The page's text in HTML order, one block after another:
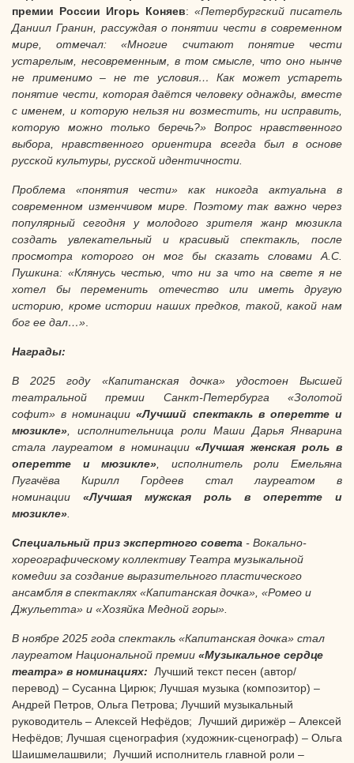
премии России Игорь Коняев: «Петербургский писатель
Даниил Гранин, рассуждая о понятии чести в современном
мире, отмечал: «Многие считают понятие чести
устарелым, несовременным, в том смысле, что оно нынче
не применимо – не те условия… Как может устареть
понятие чести, которая даётся человеку однажды, вместе
с именем, и которую нельзя ни возместить, ни исправить,
которую можно только беречь?» Вопрос нравственного
выбора, нравственного ориентира всегда был в основе
русской культуры, русской идентичности.
Проблема «понятия чести» как никогда актуальна в
современном изменчивом мире. Поэтому так важно через
популярный сегодня у молодого зрителя жанр мюзикла
создать увлекательный и красивый спектакль, после
просмотра которого он мог бы сказать словами А.С.
Пушкина: «Клянусь честью, что ни за что на свете я не
хотел бы переменить отечество или иметь другую
историю, кроме истории наших предков, такой, какой нам
бог ее дал…»
Награды:
В 2025 году «Капитанская дочка» удостоен Высшей
театральной премии Санкт-Петербурга «Золотой
софит» в номинации«Лучший спектакль в оперетте и
мюзикле» , исполнительница роли Маши Дарья Январина
стала лауреатом в номинации«Лучшая женская роль в
оперетте и мюзикле»
исполнитель роли Емельяна
Пугачёва Кирилл Гордеев стал лауреатом в
номинации «Лучшая мужская роль в оперетте и
мюзикле»
Специальный приз экспертного совета - Вокально-
хореографическому коллективу Театра музыкальной
комедии за создание выразительного пластического
ансамбля в спектаклях «Капитанская дочка», «Ромео и
Джульетта» и «Хозяйка Медной горы».
В ноябре 2025 года спектакль «Капитанская дочка» стал
лауреатом Национальной премии «Музыкальное сердце
театра» в номинациях:
Лучший текст песен (автор/
перевод) – Сусанна Цирюк; Лучшая музыка (композитор) –
Андрей Петров, Ольга Петрова; Лучший музыкальный
руководитель – Алексей Нефёдов; Лучший дирижёр – Алексей
Нефёдов; Лучшая сценография (художник-сценограф) – Ольга
Шаишмелашвили; Лучший исполнитель главной роли –